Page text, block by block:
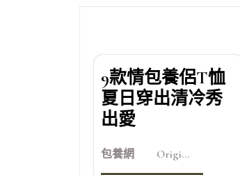
9款情包養侶T恤
夏日穿出清冷秀
出愛
包養網 Origi...